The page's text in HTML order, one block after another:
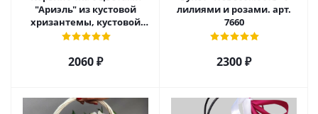
"Ариэль" из кустовой
хризантемы, кустовой
розы и альстромерии арт.
2060 ₽
лилиями и розами. арт.
7660
2300 ₽